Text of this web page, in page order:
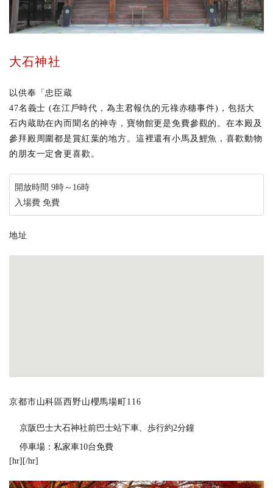
大石神社
以供奉「忠臣蔵
47名義士 (在江戶時代，為主君報仇的元祿赤穗事件)，包括大
石内蔵助在內而聞名的神寺，寶物館更是免費參觀的。在本殿及
參拜殿周圍都是賞紅葉的地方。這裡還有小馬及鯉魚，喜歡動物
的朋友一定會更喜歡。
開放時間 9時～16時
入場費 免費
地址
京都市山科區西野山櫻馬場町116
京阪巴士大石神社前巴士站下車、歩行約2分鐘
停車場：私家車10台免費
[hr][/hr]